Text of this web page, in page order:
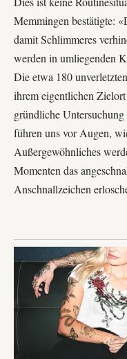
Memmingen bestätigte:
damit Schlimmeres
werden in umliegenden
Die etwa 180
ihrem eigentlichen
gründliche
führen uns vor Augen,
Außergewöhnliches
Momenten das
Anschnallzeichen